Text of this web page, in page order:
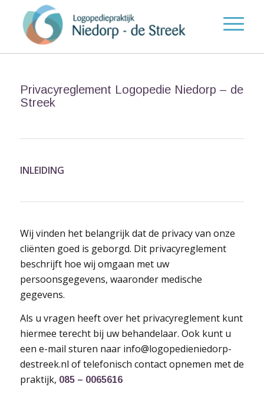
Privacyreglement Logopedie Niedorp – de
Streek
INLEIDING
Wij vinden het belangrijk dat de privacy van onze
cliënten goed is geborgd. Dit privacyreglement
beschrijft hoe wij omgaan met uw
persoonsgegevens, waaronder medische
gegevens.
Als u vragen heeft over het privacyreglement kunt
hiermee terecht bij uw behandelaar. Ook kunt u
een e-mail sturen naar info@logopedieniedorp-
destreek.nl of telefonisch contact opnemen met de
praktijk, 085 – 0065616